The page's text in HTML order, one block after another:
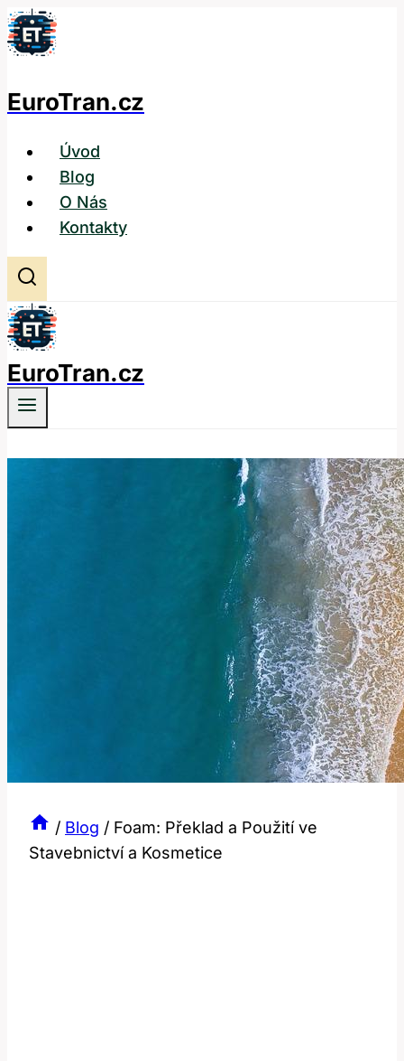
Přeskočit
na
EuroTran.cz
Úvod
Blog
O Nás
Kontakty
EuroTran.cz
/ Blog / Foam: Překlad a Použití ve
Stavebnictví a Kosmetice